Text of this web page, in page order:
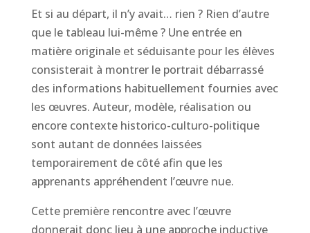
Et si au départ, il n’y avait… rien ? Rien d’autre
que le tableau lui-même ? Une entrée en
matière originale et séduisante pour les élèves
consisterait à montrer le portrait débarrassé
des informations habituellement fournies avec
les œuvres. Auteur, modèle, réalisation ou
encore contexte historico-culturo-politique
sont autant de données laissées
temporairement de côté afin que les
apprenants appréhendent l’œuvre nue.
Cette première rencontre avec l’œuvre
donnerait donc lieu à une approche inductive